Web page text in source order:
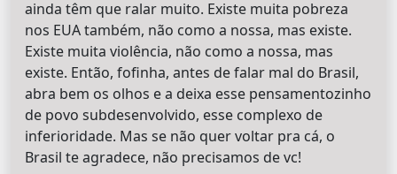
ainda têm que ralar muito. Existe muita pobreza
nos EUA também, não como a nossa, mas existe.
Existe muita violência, não como a nossa, mas
existe. Então, fofinha, antes de falar mal do Brasil,
abra bem os olhos e a deixa esse pensamentozinho
de povo subdesenvolvido, esse complexo de
inferioridade. Mas se não quer voltar pra cá, o
Brasil te agradece, não precisamos de vc!